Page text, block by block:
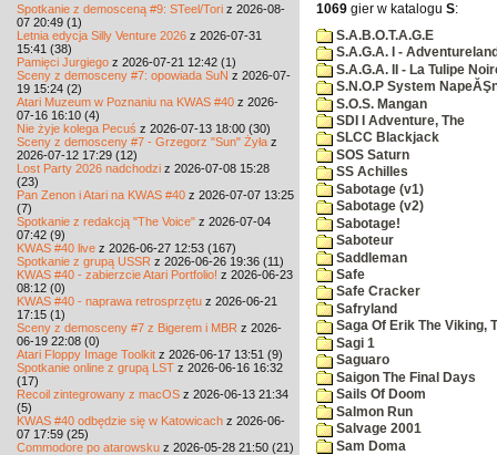
Spotkanie z demosceną #9: STeel/Tori z 2026-08-
07 20:49 (1)
Letnia edycja Silly Venture 2026 z 2026-07-31
15:41 (38)
Pamięci Jurgiego z 2026-07-21 12:42 (1)
Sceny z demosceny #7: opowiada SuN z 2026-07-
19 15:24 (2)
Atari Muzeum w Poznaniu na KWAS #40 z 2026-
07-16 16:10 (4)
Nie żyje kolega Pecuś z 2026-07-13 18:00 (30)
Sceny z demosceny #7 - Grzegorz "Sun" Żyła z
2026-07-12 17:29 (12)
Lost Party 2026 nadchodzi z 2026-07-08 15:28
(23)
Pan Zenon i Atari na KWAS #40 z 2026-07-07 13:25
(7)
Spotkanie z redakcją "The Voice" z 2026-07-04
07:42 (9)
KWAS #40 live z 2026-06-27 12:53 (167)
Spotkanie z grupą USSR z 2026-06-26 19:36 (11)
KWAS #40 - zabierzcie Atari Portfolio! z 2026-06-23
08:12 (0)
KWAS #40 - naprawa retrosprzętu z 2026-06-21
17:15 (1)
Sceny z demosceny #7 z Bigerem i MBR z 2026-
06-19 22:08 (0)
Atari Floppy Image Toolkit z 2026-06-17 13:51 (9)
Spotkanie online z grupą LST z 2026-06-16 16:32
(17)
Recoil zintegrowany z macOS z 2026-06-13 21:34
(5)
KWAS #40 odbędzie się w Katowicach z 2026-06-
07 17:59 (25)
Commodore po atarowsku z 2026-05-28 21:50 (21)
1069 gier w katalogu S:
S.A.B.O.T.A.G.E
S.A.G.A. I -
S.A.G.A. II - La Tulipe
S.N.O.P System
S.O.S. Mangan
SDI I Adventure, The
SLCC Blackjack
SOS Saturn
SS Achilles
Sabotage (v1)
Sabotage (v2)
Sabotage!
Saboteur
Saddleman
Safe
Safe Cracker
Safryland
Saga Of Erik The Viking,
Sagi 1
Saguaro
Saigon The Final Days
Sails Of Doom
Salmon Run
Salvage 2001
Sam Doma